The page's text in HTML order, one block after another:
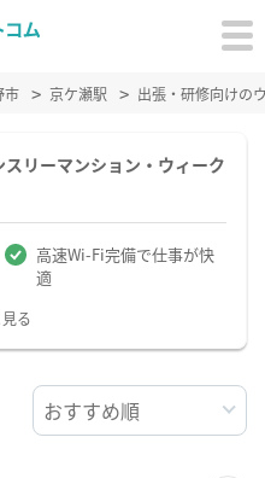
市 京ケ瀬駅 出張・研修向けの
リーマンション・ウィーク
高速Wi-Fi完備で仕事が快
適
る